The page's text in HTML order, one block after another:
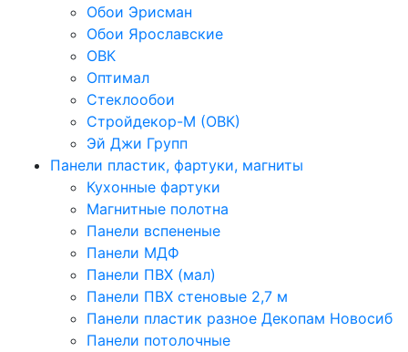
Обои Эрисман
Обои Ярославские
ОВК
Оптимал
Стеклообои
Стройдекор-М (ОВК)
Эй Джи Групп
Панели пластик, фартуки, магниты
Кухонные фартуки
Магнитные полотна
Панели вспененые
Панели МДФ
Панели ПВХ (мал)
Панели ПВХ стеновые 2,7 м
Панели пластик разное Декопам Новосиб
Панели потолочные